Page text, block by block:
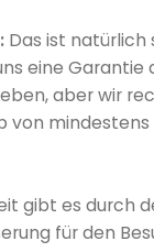
Das ist natürlich
eine Garantie
aber wir
von mindestens
gibt es durch
für den